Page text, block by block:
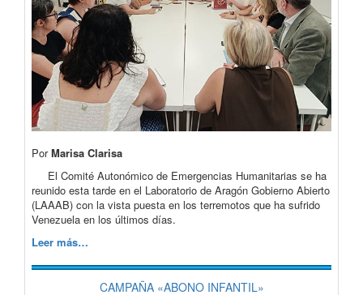
PorMarisa Clarisa
El Comité Autonómico de Emergencias Humanitarias se ha
reunido esta tarde en el Laboratorio de Aragón Gobierno Abierto
(LAAAB) con la vista puesta en los terremotos que ha sufrido
Venezuela en los últimos días.
Leer más…
CAMPAÑA «ABONO INFANTIL»